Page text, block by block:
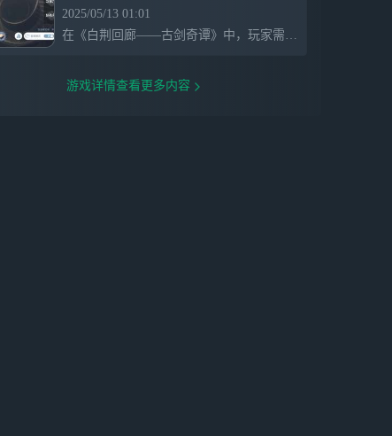
2025/05/13 01:01
在《白荆回廊——古剑奇谭》中，玩家需利用拉波的冰冻技能全场覆盖，并有效配队和使用刻印。角色主要选择前四位，龙和提供补足输出。前40波可自动战斗，但后20波需针对高伤害敌人策略调整，先使用拉波冰冻再由玄戈输出，以实现技能的高效连击。
游戏详情查看更多内容